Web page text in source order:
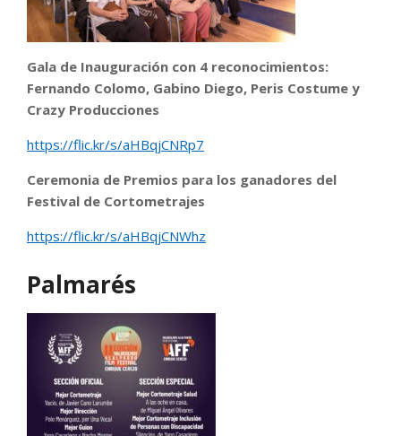
Gala de Inauguración con 4 reconocimientos:
Fernando Colomo, Gabino Diego, Peris Costume y
Crazy Producciones
https://flic.kr/s/aHBqjCNRp7
Ceremonia de Premios para los ganadores del
Festival de Cortometrajes
https://flic.kr/s/aHBqjCNWhz
Palmarés